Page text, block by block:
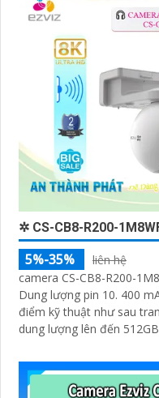
bảo vệ tài sản và gia
Hy vọng đoạn văn trên
thiệu sản phẩm Camera
✲ CS-CB8-R200-
5%-35%
liên hệ
camera CS-CB8-R200-
Dung lượng pin 10. 400
điểm kỹ thuật như sau
dung lượng lên đến